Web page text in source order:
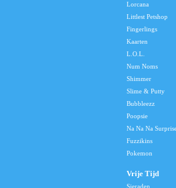
Lorcana
Littlest Petshop
Fingerlings
Kaarten
L.O.L.
Num Noms
Shimmer
Slime & Putty
Bubbleezz
Poopsie
Na Na Na
Fuzzikins
Pokemon
Vrije Tijd
Sieraden